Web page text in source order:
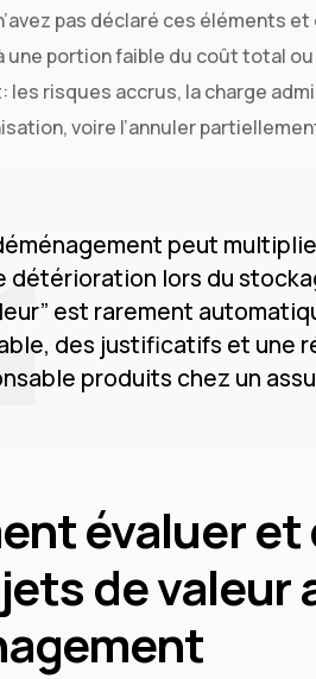
pas déclaré ces éléments
une portion faible du coût total
les risques accrus, la charge
voire l’annuler
peut
détérioration lors du
est rarement
des justificatifs et une
produits chez un
évaluer
de valeur